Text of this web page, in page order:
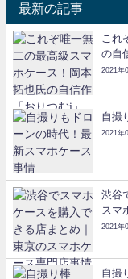
最新の記事
これ
の自
2021年
自撮
2021年
渋谷
スマ
2021年
自撮